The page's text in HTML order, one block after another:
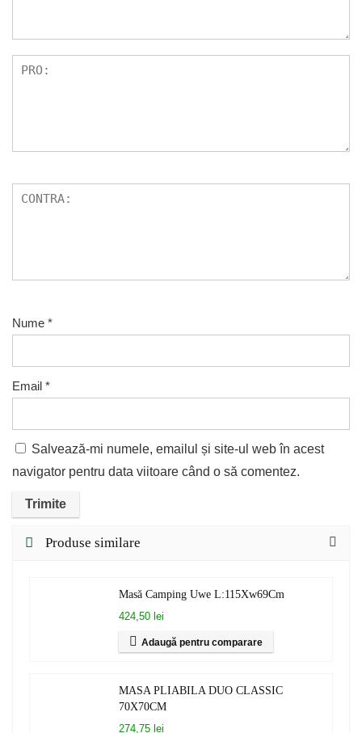
Nume *
Email *
Salvează-mi numele, emailul și site-ul web în acest
navigator pentru data viitoare când o să comentez.
Produse similare
Masă Camping Uwe L:115Xw69Cm
424,50 lei
Adaugă pentru comparare
MASA PLIABILA DUO CLASSIC
70X70CM
274,75 lei